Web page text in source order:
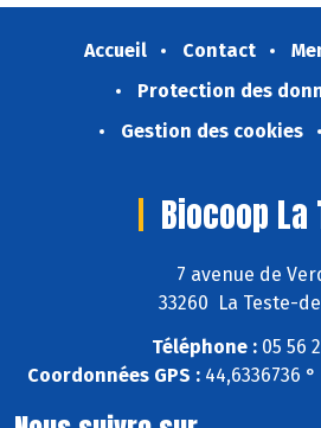
Accueil Contact
Protection des
Gestion des cookies
Biocoop La
7 avenue de
33260 La Teste-
Téléphone : 05 56
Coordonnées GPS :44,6336736 °